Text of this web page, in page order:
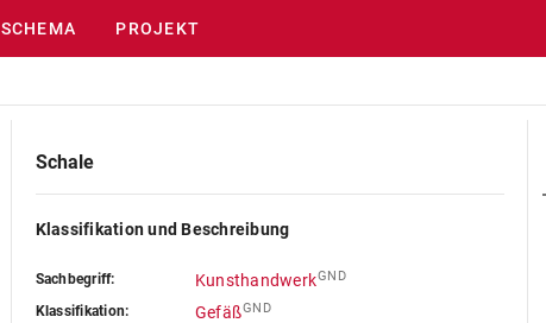
SCHEMA PROJEKT
Schale
Klassifikation und Beschreibung
Sachbegriff: KunsthandwerkGND
Klassifikation: GefäßGND